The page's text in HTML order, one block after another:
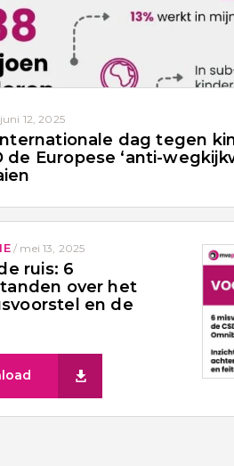
juni 12, 2025
dag tegen
de Europese ‘anti-
/ mei 13, 2025
ruis: 6
over het
en de